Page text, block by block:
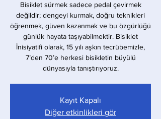
Bisiklet sürmek sadece pedal çevirmek
değildir; dengeyi kurmak, doğru teknikleri
öğrenmek, güven kazanmak ve bu özgürlüğü
günlük hayata taşıyabilmektir. Bisiklet
İnisiyatifi olarak, 15 yılı aşkın tecrübemizle,
7’den 70’e herkesi bisikletin büyülü
dünyasıyla tanıştırıyoruz.
Kayıt Kapalı
Diğer etkinlikleri gör